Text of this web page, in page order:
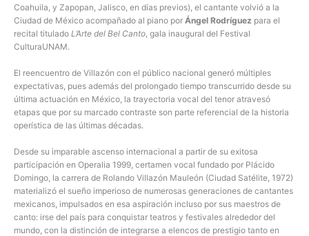
Coahuila, y Zapopan, Jalisco, en días previos), el cantante volvió a la
Ciudad de México acompañado al piano por Ángel Rodríguez para el
recital titulado L’Arte del Bel Canto , gala inaugural del Festival
CulturaUNAM.
El reencuentro de Villazón con el público nacional generó múltiples
expectativas, pues además del prolongado tiempo transcurrido desde su
última actuación en México, la trayectoria vocal del tenor atravesó
etapas que por su marcado contraste son parte referencial de la historia
operística de las últimas décadas.
Desde su imparable ascenso internacional a partir de su exitosa
participación en Operalia 1999, certamen vocal fundado por Plácido
Domingo, la carrera de Rolando Villazón Mauleón (Ciudad Satélite, 1972)
materializó el sueño imperioso de numerosas generaciones de cantantes
mexicanos, impulsados en esa aspiración incluso por sus maestros de
canto: irse del país para conquistar teatros y festivales alrededor del
mundo, con la distinción de integrarse a elencos de prestigio tanto en